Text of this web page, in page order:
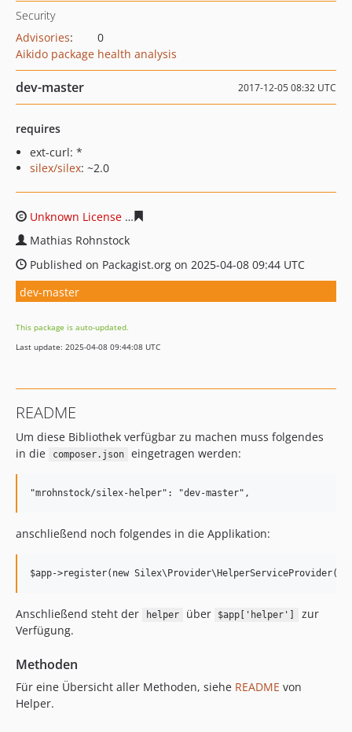
Security
Advisories:
0
Aikido package health analysis
dev-master 2017-12-05 08:32 UTC
requires
ext-curl: *
silex/silex: ~2.0
Unknown License
Mathias Rohnstock
Published on Packagist.org on 2025-04-08 09:44 UTC
dev-master
This package is auto-updated.
Last update: 2025-04-08 09:44:08 UTC
README
Um diese Bibliothek verfügbar zu machen muss folgendes
in die
composer.json eingetragen werden:
anschließend noch folgendes in die Applikation:
Anschließend steht der helper über $app['helper']
zur
Verfügung.
Methoden
Für eine Übersicht aller Methoden, siehe README von
Helper.